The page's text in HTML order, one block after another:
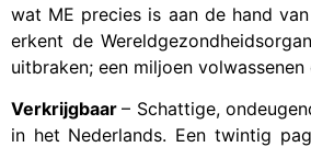
wat ME precies is aan de hand
erkent de
uitbraken; een miljoen
Verkrijgbaar– Schattige,
in het Nederlands. Een twintig